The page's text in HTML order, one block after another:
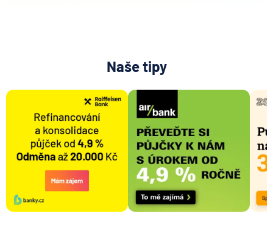
Naše tipy